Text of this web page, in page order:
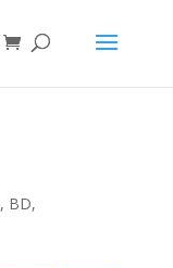
, BD,